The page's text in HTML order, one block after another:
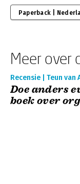
Paperback |
Meer over
Recensie | Teun van
Doe anders
boek over